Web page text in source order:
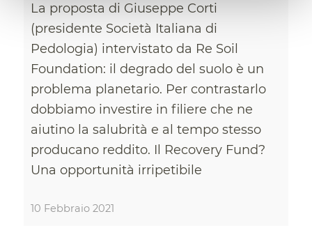
La proposta di Giuseppe Corti
(presidente Società Italiana di
Pedologia) intervistato da Re Soil
Foundation: il degrado del suolo è un
problema planetario. Per contrastarlo
dobbiamo investire in filiere che ne
aiutino la salubrità e al tempo stesso
producano reddito. Il Recovery Fund?
Una opportunità irripetibile
10 Febbraio 2021